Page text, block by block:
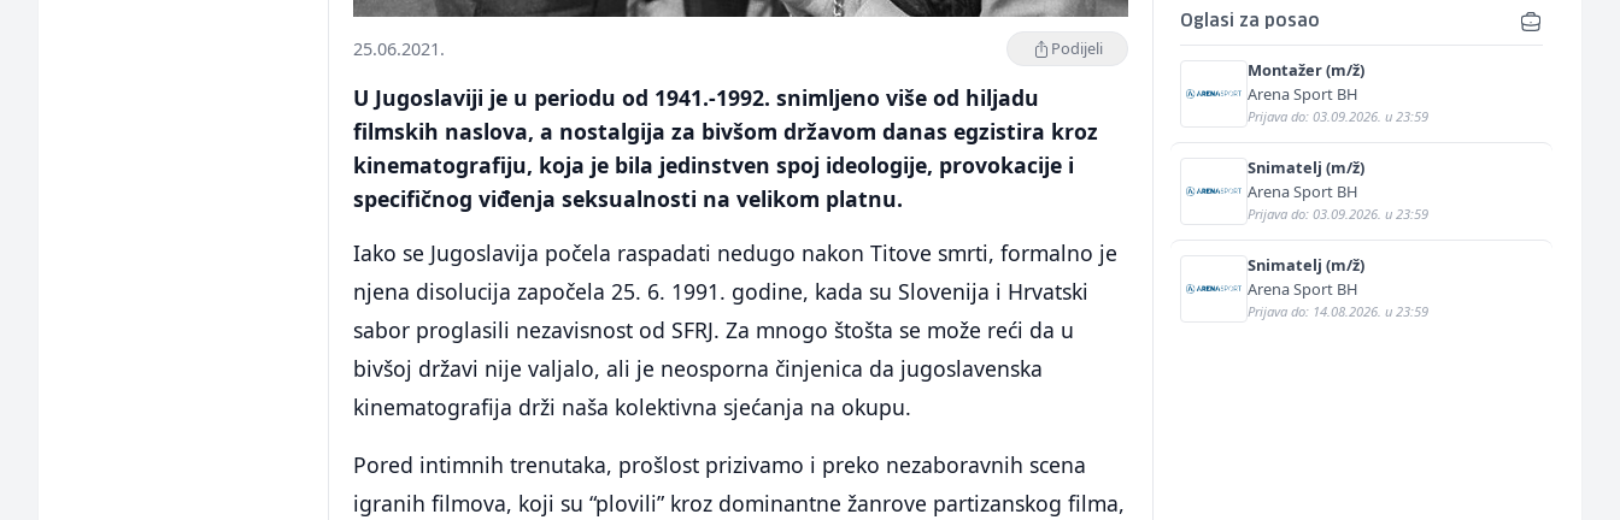
25.06.2021. Podijeli
U Jugoslaviji je u periodu od 1941.-1992. snimljeno više od hiljadu
filmskih naslova, a nostalgija za bivšom državom danas egzistira kroz
kinematografiju, koja je bila jedinstven spoj ideologije, provokacije i
specifičnog viđenja seksualnosti na velikom platnu.
Iako se Jugoslavija počela raspadati nedugo nakon Titove smrti, formalno je
njena disolucija započela 25. 6. 1991. godine, kada su Slovenija i Hrvatski
sabor proglasili nezavisnost od SFRJ. Za mnogo štošta se može reći da u
bivšoj državi nije valjalo, ali je neosporna činjenica da jugoslavenska
kinematografija drži naša kolektivna sjećanja na okupu.
Pored intimnih trenutaka, prošlost prizivamo i preko nezaboravnih scena
igranih filmova, koji su “plovili” kroz dominantne žanrove partizanskog filma,
Oglasi za posao
Montažer (m/ž)
Arena Sport BH
Prijava do: 03.09.2026. u 23:59
Snimatelj (m/ž)
Arena Sport BH
Prijava do: 03.09.2026. u 23:59
Snimatelj (m/ž)
Arena Sport BH
Prijava do: 14.08.2026. u 23:59